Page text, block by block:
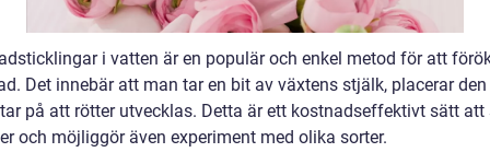
i vatten är en populär och enkel metod för att
Det innebär att man tar en bit av växtens stjälk, placerar
på att rötter utvecklas. Detta är ett kostnadseffektivt sätt att
och möjliggör även experiment med olika sorter.